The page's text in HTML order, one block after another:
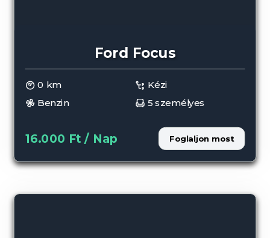
Ford Focus
0 km Kézi
Benzin 5 személyes
16.000 Ft / Nap Foglaljon most